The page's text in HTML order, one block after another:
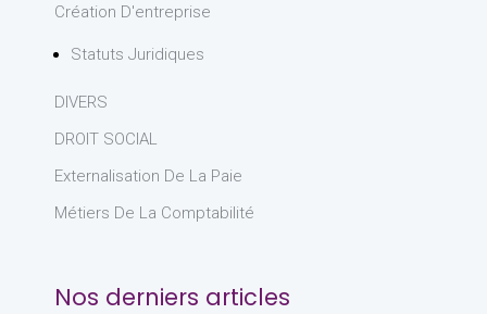
Création D'entreprise
Statuts Juridiques
DIVERS
DROIT SOCIAL
Externalisation De La Paie
Métiers De La Comptabilité
Nos derniers articles